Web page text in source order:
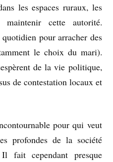
les espaces ruraux, les
maintenir cette autorité.
pour arracher des
le choix du mari).
de la vie politique,
de contestation locaux et
pour qui veut
profondes de la société
Il fait cependant presque